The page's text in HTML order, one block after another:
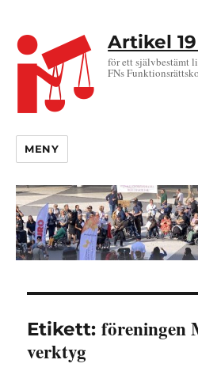
Artikel
för ett självbestämt
FNs
MENY
Etikett:föreningen
verktyg